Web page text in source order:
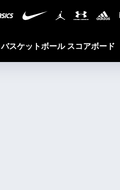
バスケットボール スコアボード